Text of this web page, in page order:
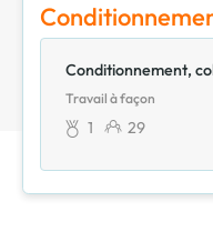
Conditionnement,
Travail à façon
1 29